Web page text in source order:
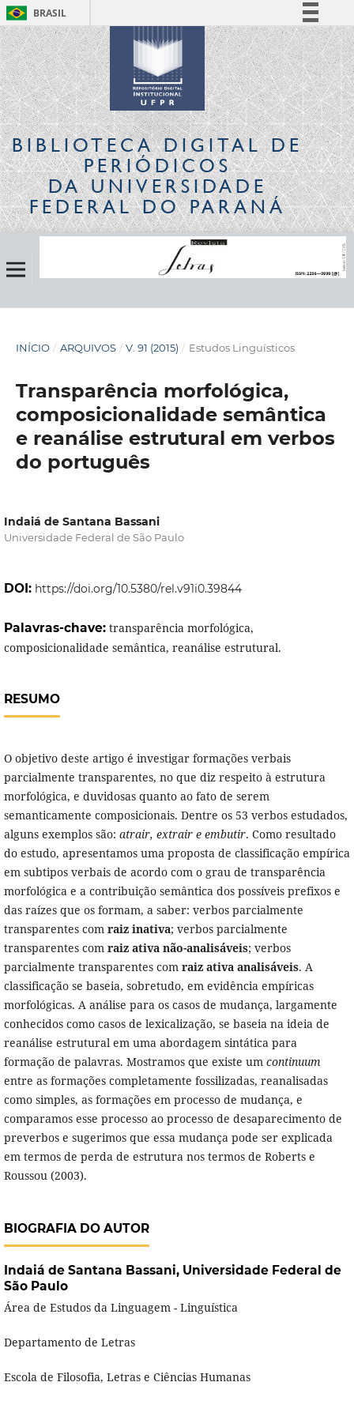
BRASIL
Simplifique!
Comunica BR
Participe
Acesso à informação
Legislação
Canais
BIBLIOTECA DIGITALDE
PERIÓDICOS
DA UNIVERSIDADE
FEDERAL DO PARANÁ
INÍCIO / ARQUIVOS / V. 91 (2015) / Estudos Linguísticos
Transparência morfológica,
composicionalidade semântica
e reanálise estrutural em verbos
do português
Indaiá de Santana Bassani
Universidade Federal de São Paulo
DOI: https://doi.org/10.5380/rel.v91i0.39844
Palavras-chave: transparência morfológica,
composicionalidade semântica, reanálise estrutural.
RESUMO
O objetivo deste artigo é investigar formações verbais
parcialmente transparentes, no que diz respeito à estrutura
morfológica, e duvidosas quanto ao fato de serem
semanticamente composicionais. Dentre os 53 verbos estudados,
alguns exemplos são: atrair, extrair e embutir. Como resultado
do estudo, apresentamos uma proposta de classificação empírica
em subtipos verbais de acordo com o grau de transparência
morfológica e a contribuição semântica dos possíveis prefixos e
das raízes que os formam, a saber: verbos parcialmente
transparentes com raiz inativa; verbos parcialmente
transparentes com raiz ativa não-analisáveis; verbos
parcialmente transparentes com raiz ativa analisáveis. A
classificação se baseia, sobretudo, em evidência empíricas
morfológicas. A análise para os casos de mudança, largamente
conhecidos como casos de lexicalização, se baseia na ideia de
reanálise estrutural em uma abordagem sintática para
formação de palavras. Mostramos que existe um continuum
entre as formações completamente fossilizadas, reanalisadas
como simples, as formações em processo de mudança, e
comparamos esse processo ao processo de desaparecimento de
preverbos e sugerimos que essa mudança pode ser explicada
em termos de perda de estrutura nos termos de Roberts e
Roussou (2003).
BIOGRAFIA DO AUTOR
Indaiá de Santana Bassani, Universidade Federal de
São Paulo
Área de Estudos da Linguagem - Linguística
Departamento de Letras
Escola de Filosofia, Letras e Ciências Humanas